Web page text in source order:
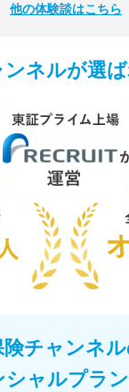
他の体験談はこちら
ンネルが選
険チャンネ
シャルプラ